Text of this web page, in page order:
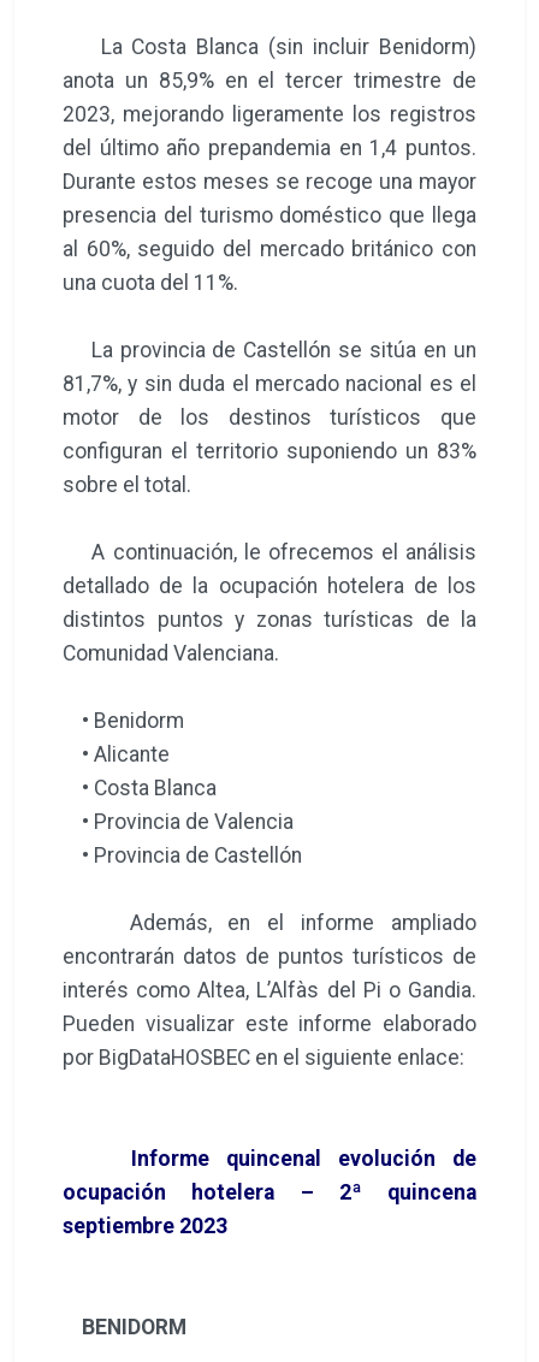
La Costa Blanca (sin incluir Benidorm)
anota un 85,9% en el tercer trimestre de
2023, mejorando ligeramente los registros
del último año prepandemia en 1,4 puntos.
Durante estos meses se recoge una mayor
presencia del turismo doméstico que llega
al 60%, seguido del mercado británico con
una cuota del 11%.
La provincia de Castellón se sitúa en un
81,7%, y sin duda el mercado nacional es el
motor de los destinos turísticos que
configuran el territorio suponiendo un 83%
sobre el total.
A continuación, le ofrecemos el análisis
detallado de la ocupación hotelera de los
distintos puntos y zonas turísticas de la
Comunidad Valenciana.
• Benidorm
• Alicante
• Costa Blanca
• Provincia de Valencia
• Provincia de Castellón
Además, en el informe ampliado
encontrarán datos de puntos turísticos de
interés como Altea, L’Alfàs del Pi o Gandia.
Pueden visualizar este informe elaborado
por BigDataHOSBEC en el siguiente enlace:
Informe quincenal evolución de
ocupación hotelera – 2ª quincena
septiembre 2023
BENIDORM